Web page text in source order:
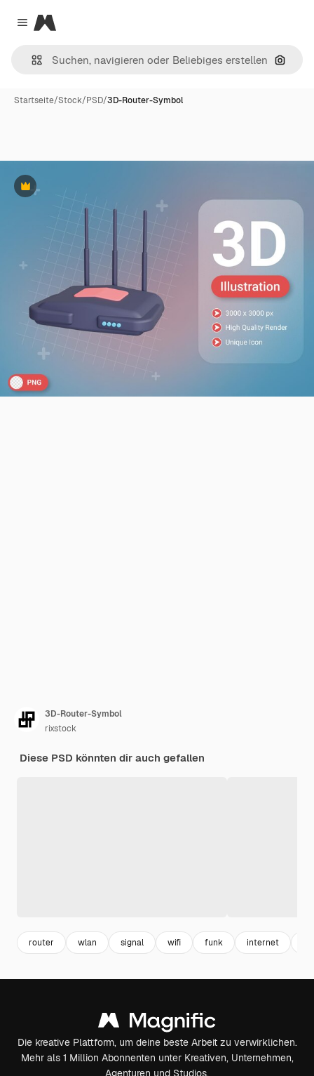
Close menu
Magnific
Nach
Startseite/Stock/PSD/3D-Router-Symbol
Premium
3D-Router-Symbol
rixstock
Diese PSD könnten dir auch gefallen
router wlan signal wifi funk internet
Die kreative Plattform, um deine beste Arbeit zu verwirklichen.
Mehr als 1 Million Abonnenten unter Kreativen, Unternehmen,
Agenturen und Studios.